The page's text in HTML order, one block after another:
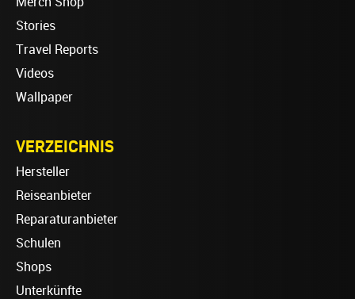
Stories
Travel Reports
Videos
Wallpaper
VERZEICHNIS
Hersteller
Reiseanbieter
Reparaturanbieter
Schulen
Shops
Unterkünfte